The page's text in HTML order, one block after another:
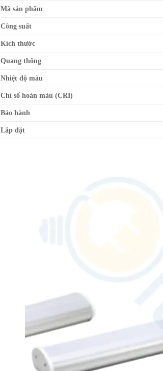
Mã sản phẩm
Công suất
Kích thước
Quang thông
Nhiệt độ màu
Chỉ số hoàn màu (CRI)
Bảo hành
Lắp đặt